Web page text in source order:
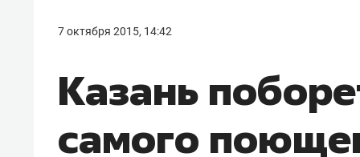
7 октября 2015, 14:42
Казань
самого
девелопера – найти
правильный продукт»
Девелопер из топ-10*
Башкортостана входит в Татарстан